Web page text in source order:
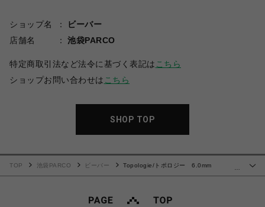
ショップ名
ビーバー
店舗名
池袋PARCO
特定商取引法など法令に基づく表記は こちら
ショップお問い合わせは こちら
SHOP TOP
TOP 池袋PARCO ビーバー
Topologie/トポロジー 6.0mm